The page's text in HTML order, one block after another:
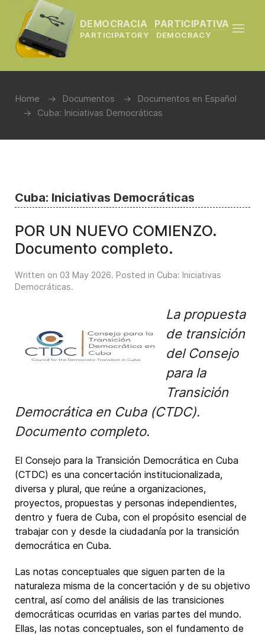
DEMOCRACIA PARTICIPATIVA
PARTICIPATORY DEMOCRACY
Home Documentos
Documentos en Español
Cuba: Iniciativas Democráticas
Cuba: Iniciativas Democráticas
POR UN NUEVO COMIENZO.
Documento completo.
Written on 03 May 2026. Posted in Cuba: Iniciativas
Democráticas.
La propuesta
de transición
del Consejo
para la
Transición
Democrática en Cuba (CTDC).
Documento completo.
El Consejo para la Transición Democrática en Cuba
(CTDC) es una concertación institucionalizada,
diversa y plural, que reúne a organizaciones,
proyectos, propuestas y personas independientes,
dentro y fuera de Cuba, con el propósito esencial de
trabajar con y desde la ciudadanía por la transición
democrática en Cuba.
Las notas conceptuales que siguen parten de la
naturaleza misma de la concertación y de su objetivo
central, así como del análisis de las transiciones
democráticas ocurridas en varias partes del mundo.
Ellas, las notas conceptuales, son el fundamento de